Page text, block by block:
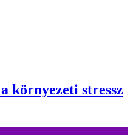
környezeti stressz